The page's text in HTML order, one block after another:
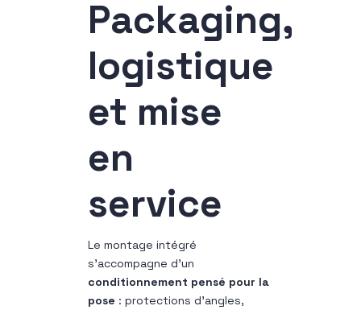
Packaging,
logistique
et mise
en
service
Le montage intégré
s’accompagne d’un
conditionnement pensé pour la
pose : protections d’angles,